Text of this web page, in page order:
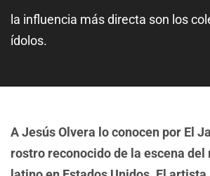
la influencia más directa son los
ídolos.
A Jesús Olvera lo conocen por El
rostro reconocido de la escena